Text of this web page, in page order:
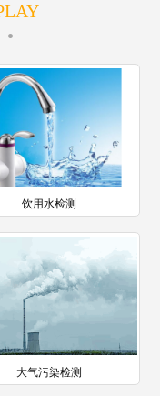
饮用水检测
大气污染检测